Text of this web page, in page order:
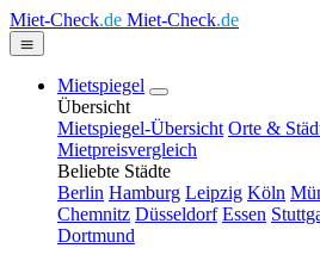
Miet-Check.de Miet-Check.de
Mietspiegel
Übersicht
Mietspiegel-Übersicht Orte &
Mietpreisvergleich
Beliebte Städte
Berlin Hamburg Leipzig Köln
Chemnitz Düsseldorf Essen
Dortmund